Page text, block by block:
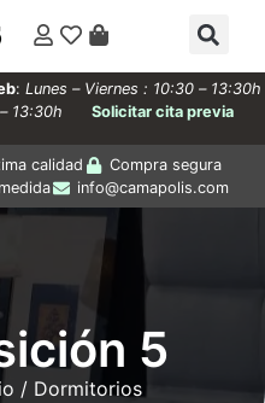
: Lunes – Viernes : 10:30 – 13:30h
13:30h
Solicitar cita previa
calidad
Compra segura
info@camapolis.com
5
/ Dormitorios